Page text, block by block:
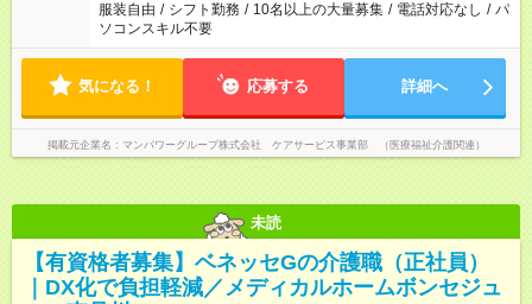
服装自由 / シフト勤務 / 10名以上の大量募集 / 電話対応なし / パ
ソコンスキル不要
気になる！ 応募する 詳細へ
掲載元企業名 マンパワーグループ株式会社 ケアサービス事業部 （医療福祉介護関連）
未読
【有資格者募集】ベネッセGの介護職（正社員）
｜DX化で負担軽減／メディカルホームボンセジュ